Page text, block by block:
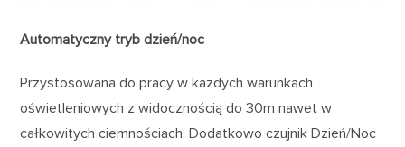
Automatyczny tryb dzień/noc
Przystosowana do pracy w każdych warunkach
oświetleniowych z widocznością do 30m nawet w
całkowitych ciemnościach. Dodatkowo czujnik Dzień/Noc